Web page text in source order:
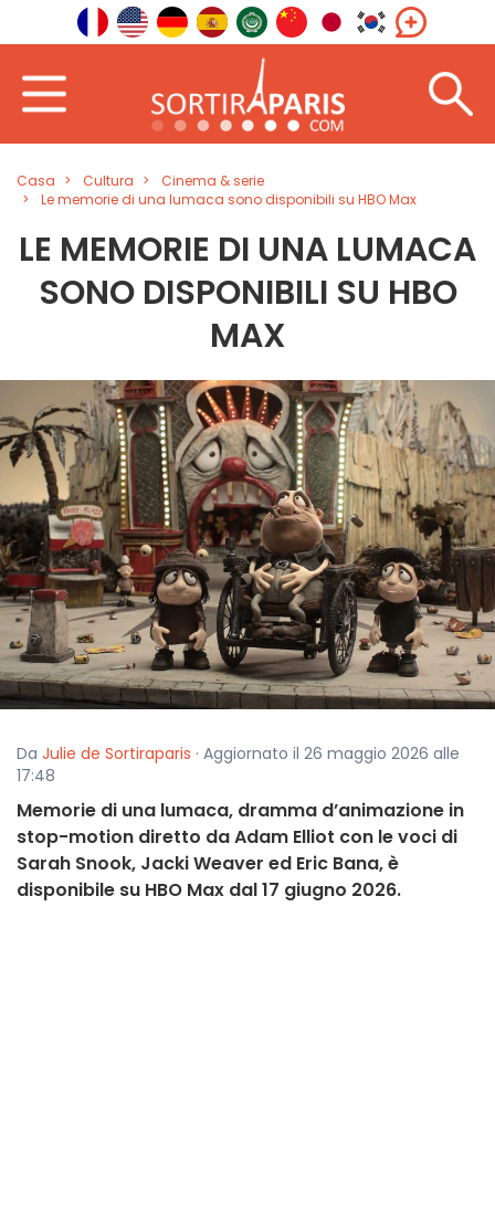
Casa Cultura
Cinema & serie
Le memorie di una lumaca sono disponibili su HBO Max
LE MEMORIE DI UNA LUMACA
SONO DISPONIBILI SU HBO
MAX
Da Julie de Sortiraparis · Aggiornato il 26 maggio 2026 alle
17:48
Memorie di una lumaca, dramma d’animazione in
stop-motion diretto da Adam Elliot con le voci di
Sarah Snook, Jacki Weaver ed Eric Bana, è
disponibile su HBO Max dal 17 giugno 2026.